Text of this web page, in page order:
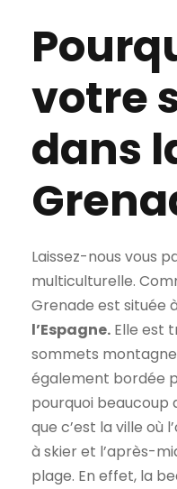
votre
dans
Laissez-nous vous
multiculturelle.
Grenade est située
l’Espagne. Elle est
sommets
également bordée
pourquoi beaucoup
que c’est la ville où
à skier et l’après-
plage. En effet, la